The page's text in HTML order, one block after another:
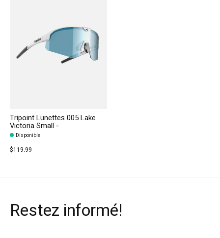
Tripoint Lunettes 005 Lake
Victoria Small -
Disponible
$119.99
Restez informé!